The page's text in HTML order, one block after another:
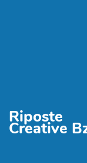
Riposte
Creative